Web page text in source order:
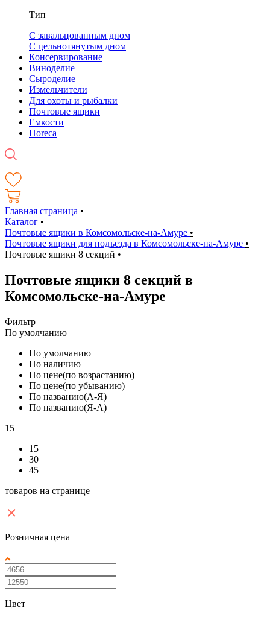
Тип
С завальцованным дном
С цельнотянутым дном
Консервирование
Виноделие
Сыроделие
Измельчители
Для охоты и рыбалки
Почтовые ящики
Емкости
Horeca
Главная страница •
Каталог •
Почтовые ящики в Комсомольске-на-Амуре •
Почтовые ящики для подъезда в Комсомольске-на-Амуре •
Почтовые ящики 8 секций •
Почтовые ящики 8 секций в
Комсомольске-на-Амуре
Фильтр
По умолчанию
По умолчанию
По наличию
По цене(по возрастанию)
По цене(по убыванию)
По названию(А-Я)
По названию(Я-А)
15
15
30
45
товаров на странице
Розничная цена
Цвет